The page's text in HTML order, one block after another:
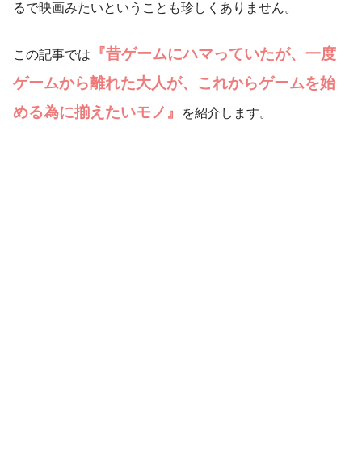
るで映画みたいということも珍しくありません。
この記事では
『昔ゲームにハマっていたが、一度
ゲームから離れた大人が、これからゲームを始
める為に揃えたいモノ』
を紹介します。